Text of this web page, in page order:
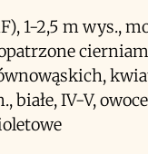
1-2,5 m wys.,
białe, IV-V,